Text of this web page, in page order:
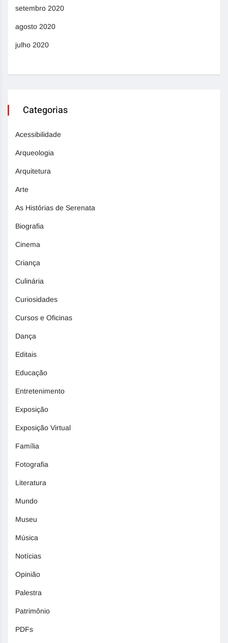
setembro 2020
agosto 2020
julho 2020
Categorias
Acessibilidade
Arqueologia
Arquitetura
Arte
As Histórias de Serenata
Biografia
Cinema
Criança
Culinária
Curiosidades
Cursos e Oficinas
Dança
Editais
Educação
Entretenimento
Exposição
Exposição Virtual
Família
Fotografia
Literatura
Mundo
Museu
Música
Notícias
Opinião
Palestra
Patrimônio
PDFs